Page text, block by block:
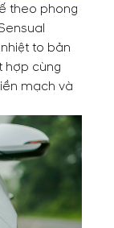
theo phong
to bản
hợp cùng
mạch và